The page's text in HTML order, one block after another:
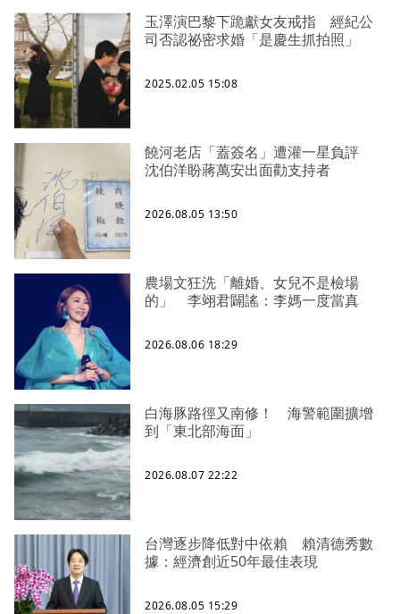
玉澤演巴黎下跪獻女友戒指 經紀公
司否認祕密求婚「是慶生抓拍照」
2025.02.05 15:08
饒河老店「蓋簽名」遭灌一星負評
沈伯洋盼蔣萬安出面勸支持者
2026.08.05 13:50
農場文狂洗「離婚、女兒不是檢場
的」 李翊君闢謠：李媽一度當真
2026.08.06 18:29
白海豚路徑又南修！ 海警範圍擴增
到「東北部海面」
2026.08.07 22:22
台灣逐步降低對中依賴 賴清德秀數
據：經濟創近50年最佳表現
2026.08.05 15:29